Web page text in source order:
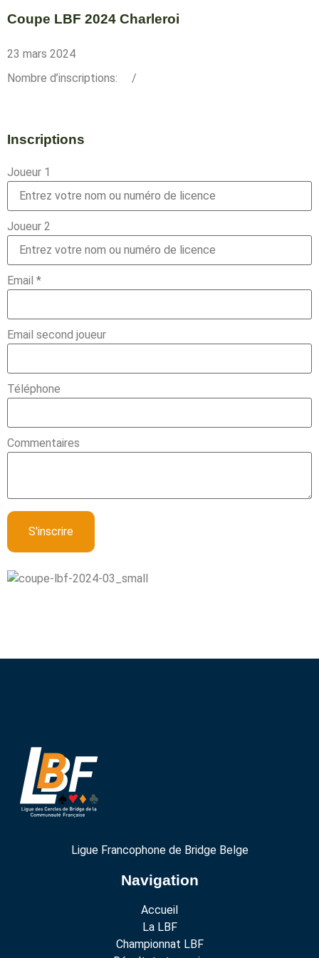
Coupe LBF 2024 Charleroi
23 mars 2024
Nombre d’inscriptions:
/
Inscriptions
Joueur 1
Joueur 2
Email *
Email second joueur
Téléphone
Commentaires
S'inscrire
Ligue Francophone de Bridge Belge
Navigation
Accueil
La LBF
Championnat LBF